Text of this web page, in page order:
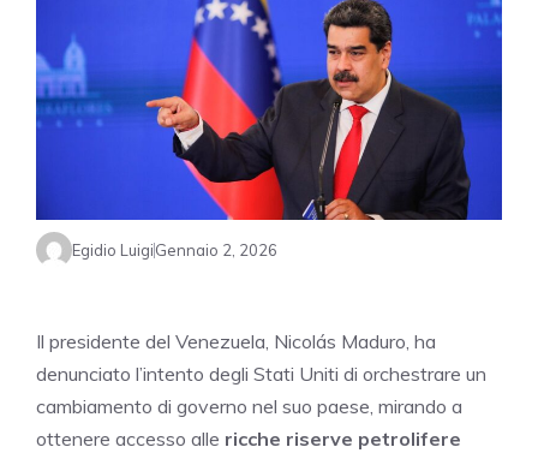
Egidio LuigiGennaio 2, 2026
Il presidente del Venezuela, Nicolás Maduro, ha
denunciato l’intento degli Stati Uniti di orchestrare un
cambiamento di governo nel suo paese, mirando a
ottenere accesso alle ricche riserve petrolifere